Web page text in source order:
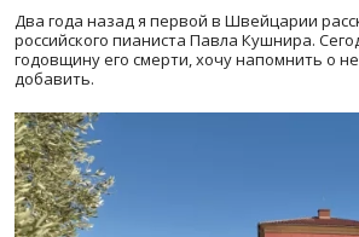
Два года назад я первой в Швейцарии
российского пианиста Павла Кушнира.
годовщину его смерти, хочу напомнить о
добавить.